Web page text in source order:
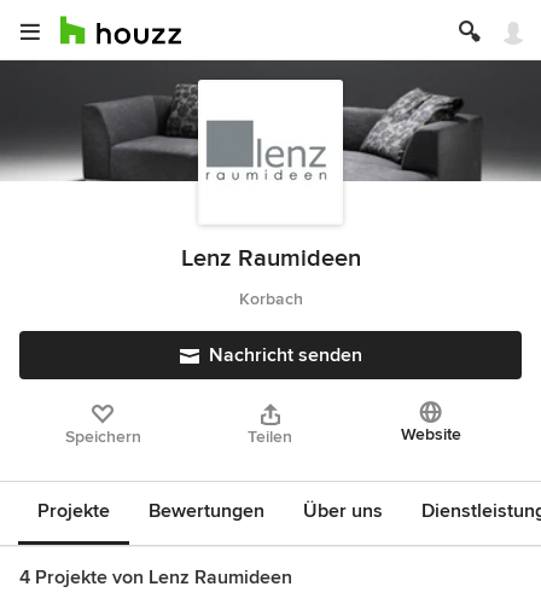
Lenz Raumideen
Korbach
Nachricht senden
Speichern Teilen Website
Projekte Bewertungen Über uns
4 Projekte von Lenz Raumideen